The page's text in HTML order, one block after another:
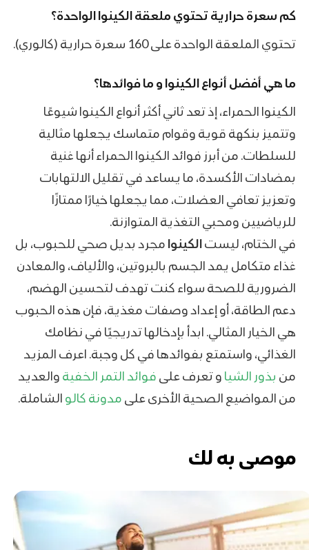
كم سعرة حرارية تحتوي ملعقة الكينوا الواحدة؟
تحتوي الملعقة الواحدة على 160 سعرة حرارية (كالوري).
ما هي أفضل أنواع الكينوا و ما فوائدها؟
الكينوا الحمراء، إذ تعد ثاني أكثر أنواع الكينوا شيوعًا
وتتميز بنكهة قوية وقوام متماسك يجعلها مثالية
للسلطات. من أبرز فوائد الكينوا الحمراء أنها غنية
بمضادات الأكسدة، ما يساعد في تقليل الالتهابات
وتعزيز تعافي العضلات، مما يجعلها خيارًا ممتازًا
للرياضيين ومحبي التغذية المتوازنة.
في الختام، ليستالكينوا مجرد بديل صحي للحبوب، بل
غذاء متكامل يمد الجسم بالبروتين، والألياف، والمعادن
الضرورية للصحة سواء كنت تهدف لتحسين الهضم،
دعم الطاقة، أو إعداد وصفات مغذية، فإن هذه الحبوب
هي الخيار المثالي. ابدأ بإدخالها تدريجيًا في نظامك
الغذائي، واستمتع بفوائدها في كل وجبة. اعرف المزيد
من بذور الشيا و تعرف على فوائد التمر الخفية والعديد
من المواضيع الصحية الأخرى على مدونة كالو الشاملة.
موصى به لك